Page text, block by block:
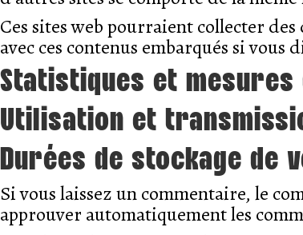
Ces sites web pourraient collecter
avec ces contenus embarqués si vous
Statistiques et mesures
Utilisation et
Durées de stockage de
Si vous laissez un commentaire, le
approuver automatiquement les